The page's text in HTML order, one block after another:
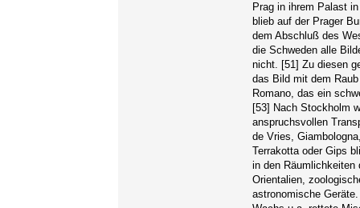
Prag in ihrem Palast
blieb auf der Prager
dem Abschluß des
die Schweden alle
nicht. [51] Zu diesen
das Bild mit dem
Romano, das ein
[53] Nach Stockholm
anspruchsvollen
de Vries,
Terrakotta oder Gips
in den Räumlichkeiten
Orientalien,
astronomische